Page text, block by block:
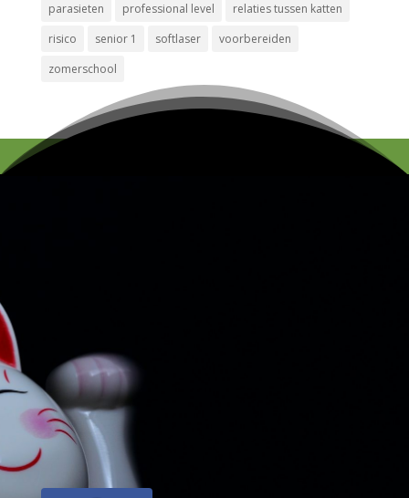
parasieten
professional level
relaties tussen katten
risico
senior 1 softlaser
voorbereiden
zomerschool